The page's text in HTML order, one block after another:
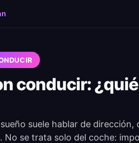
conducir:
suele hablar de
No se trata solo del coche: